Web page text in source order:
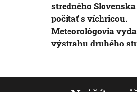
stredného
počítať s víchricou.
Meteorológovia
výstrahu druhého